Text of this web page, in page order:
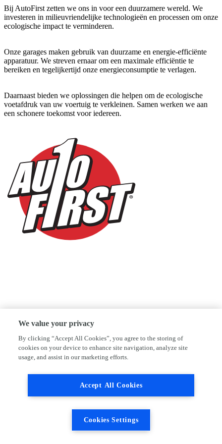
Bij AutoFirst zetten we ons in voor een duurzamere wereld. We
investeren in milieuvriendelijke technologieën en processen om onze
ecologische impact te verminderen.
Onze garages maken gebruik van duurzame en energie-efficiënte
apparatuur. We streven ernaar om een maximale efficiëntie te
bereiken en tegelijkertijd onze energieconsumptie te verlagen.
Daarnaast bieden we oplossingen die helpen om de ecologische
voetafdruk van uw voertuig te verkleinen. Samen werken we aan
een schonere toekomst voor iedereen.
We value your privacy
By clicking “Accept All Cookies”, you agree to the storing of
cookies on your device to enhance site navigation, analyze site
usage, and assist in our marketing efforts.
Accept All Cookies
Cookies Settings